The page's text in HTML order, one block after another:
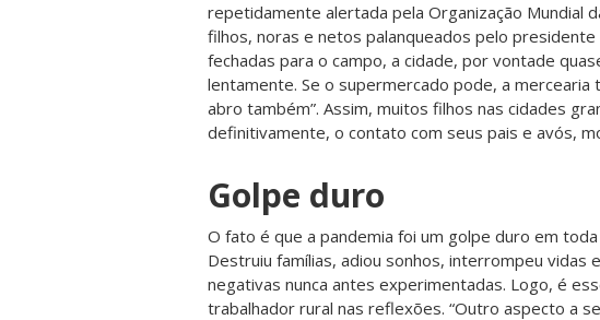
repetidamente alertada pela Organização Mundial
filhos, noras e netos palanqueados pelo
fechadas para o campo, a cidade, por vontade
lentamente. Se o supermercado pode, a mercearia
abro também”. Assim, muitos filhos nas cidades
definitivamente, o contato com seus pais e avós,
Golpe duro
O fato é que a pandemia foi um golpe duro em
Destruiu famílias, adiou sonhos, interrompeu vidas
negativas nunca antes experimentadas. Logo, é
trabalhador rural nas reflexões. “Outro aspecto a